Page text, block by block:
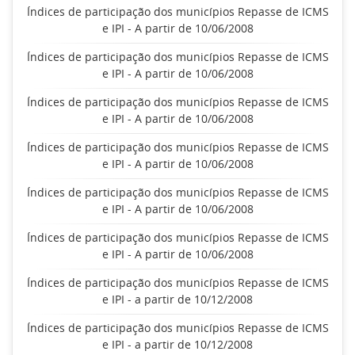
Índices de participação dos municípios Repasse de ICMS
e IPI - A partir de 10/06/2008
Índices de participação dos municípios Repasse de ICMS
e IPI - A partir de 10/06/2008
Índices de participação dos municípios Repasse de ICMS
e IPI - A partir de 10/06/2008
Índices de participação dos municípios Repasse de ICMS
e IPI - A partir de 10/06/2008
Índices de participação dos municípios Repasse de ICMS
e IPI - A partir de 10/06/2008
Índices de participação dos municípios Repasse de ICMS
e IPI - A partir de 10/06/2008
Índices de participação dos municípios Repasse de ICMS
e IPI - a partir de 10/12/2008
Índices de participação dos municípios Repasse de ICMS
e IPI - a partir de 10/12/2008